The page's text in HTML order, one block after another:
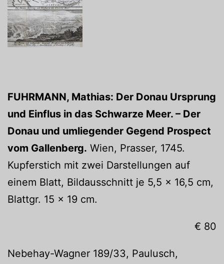
FUHRMANN, Mathias: Der Donau Ursprung
und Einflus in das Schwarze Meer. – Der
Donau und umliegender Gegend Prospect
vom Gallenberg. Wien, Prasser, 1745.
Kupferstich mit zwei Darstellungen auf
einem Blatt, Bildausschnitt je 5,5 x 16,5 cm,
Blattgr. 15 x 19 cm.
€ 80
Nebehay-Wagner 189/33, Paulusch,